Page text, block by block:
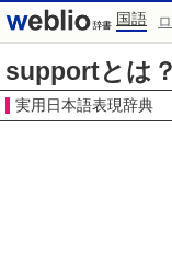
国語
supportとは
実用日本語表現辞典